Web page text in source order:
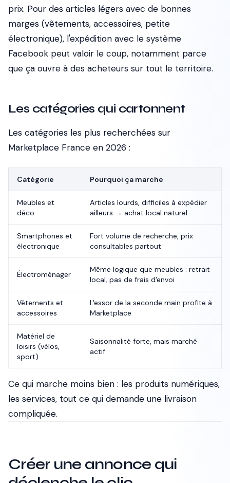
prix. Pour des articles légers avec de bonnes
marges (vêtements, accessoires, petite
électronique), l'expédition avec le système
Facebook peut valoir le coup, notamment parce
que ça ouvre à des acheteurs sur tout le territoire.
Les catégories qui cartonnent
Les catégories les plus recherchées sur
Marketplace France en 2026 :
Catégorie Pourquoi ça marche
Meubles et
déco
Articles lourds, difficiles à expédier
ailleurs → achat local naturel
Smartphones et
électronique
Fort volume de recherche, prix
consultables partout
Électroménager
Même logique que meubles : retrait
local, pas de frais d'envoi
Vêtements et
accessoires
L'essor de la seconde main profite à
Marketplace
Matériel de
loisirs (vélos,
sport)
Saisonnalité forte, mais marché
actif
Ce qui marche moins bien : les produits numériques,
les services, tout ce qui demande une livraison
compliquée.
Créer une annonce qui